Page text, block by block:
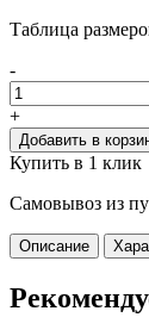
Таблица
-
+
Добавить в
Купить в 1 клик
Самовывоз из
Описание